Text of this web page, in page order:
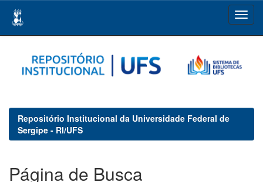
navigation
Repositório Institucional da Universidade Federal de
Sergipe - RI/UFS
Página de Busca